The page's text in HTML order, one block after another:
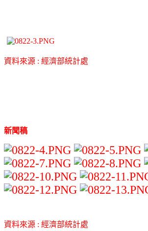
資料來源 : 經濟部統計處
新聞稿
資料來源 : 經濟部統計處